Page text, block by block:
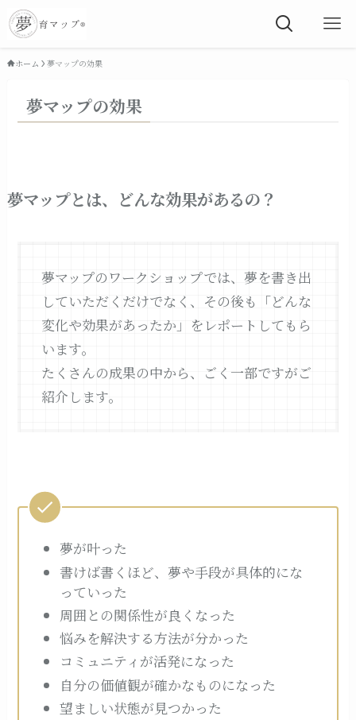
ホーム 夢マップの効果
夢マップの効果
夢マップとは、どんな効果があるの？
夢マップのワークショップでは、夢を書き出
していただくだけでなく、その後も「どんな
変化や効果があったか」をレポートしてもら
います。
たくさんの成果の中から、ごく一部ですがご
紹介します。
夢が叶った
書けば書くほど、夢や手段が具体的にな
っていった
周囲との関係性が良くなった
悩みを解決する方法が分かった
コミュニティが活発になった
自分の価値観が確かなものになった
望ましい状態が見つかった